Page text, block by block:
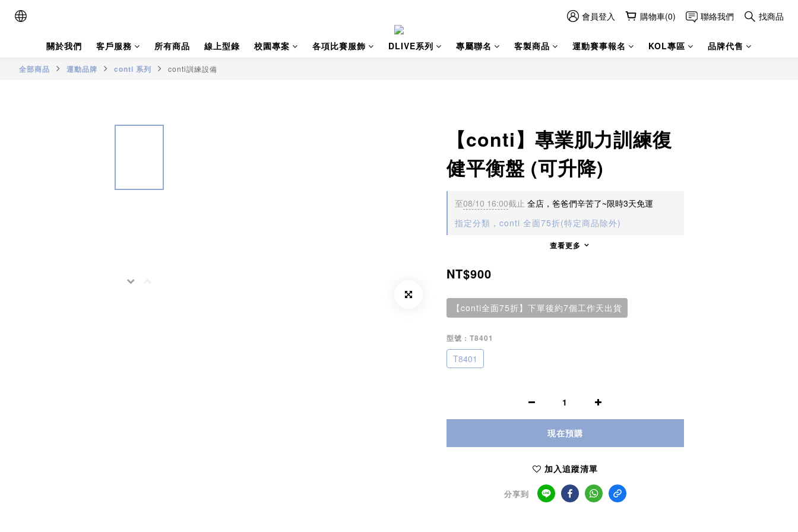
會員登入 購物車(0) 聯絡我們 找商品
關於我們 客戶服務 所有商品 線上型錄 校園專案 各項比賽服飾 DLIVE系列 專屬聯名 客製商品 運動賽事報名 KOL專區 品牌代售
全部商品 運動品牌 conti 系列 conti訓練設備
【conti】專業肌力訓練復
健平衡盤 (可升降)
至08/10 16:00截止 全店，爸爸們辛苦了~限時3天免運
指定分類，conti 全面75折(特定商品除外)
查看更多
NT$900
【conti全面75折】下單後約7個工作天出貨
型號 : T8401
T8401
現在預購
加入追蹤清單
分享到